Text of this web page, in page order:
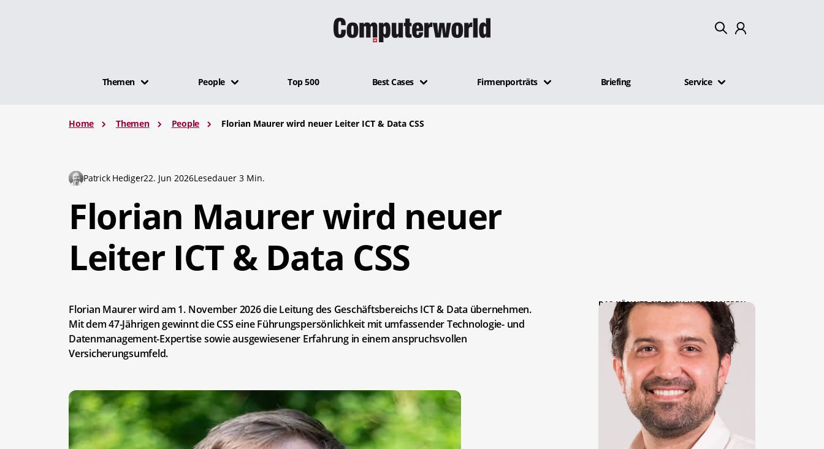
Themen People Top 500 Best Cases Firmenporträts Briefing Service
Home Themen People Florian Maurer wird neuer Leiter ICT & Data CSS
Patrick Hediger22. Jun 2026Lesedauer 3 Min.
Florian Maurer wird neuer
Leiter ICT & Data CSS
Florian Maurer wird am 1. November 2026 die Leitung des Geschäfts­bereichs ICT & Data übernehmen.
Mit dem 47-Jährigen gewinnt die CSS eine Führungspersönlichkeit mit umfassender Technologie- und
Datenmanagement-Expertise sowie ausgewiesener Erfahrung in einem anspruchsvollen
Versicherungsumfeld.
DAS KÖNNTE SIE AUCH INTERESSIEREN: